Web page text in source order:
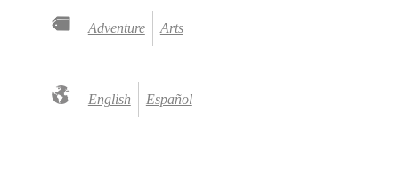
Adventure Arts
English Español